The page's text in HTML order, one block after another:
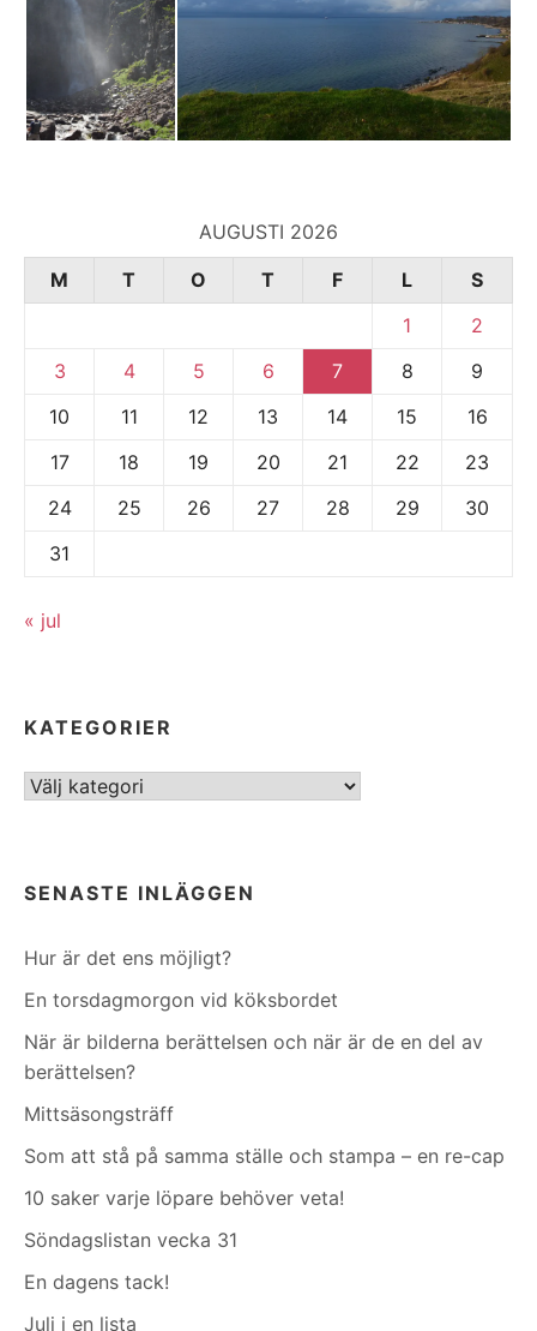
AUGUSTI 2026
M
T O T F L
S
1
2
3
4 5 6 7 8
9
10
11 12 13 14 15
16
17
18 19 20 21 22
23
24
25 26 27 28 29
30
31
« jul
KATEGORIER
Kategorier
SENASTE INLÄGGEN
Hur är det ens möjligt?
En torsdagmorgon vid köksbordet
När är bilderna berättelsen och när är de en del av
berättelsen?
Mittsäsongsträff
Som att stå på samma ställe och stampa – en re-cap
10 saker varje löpare behöver veta!
Söndagslistan vecka 31
En dagens tack!
Juli i en lista